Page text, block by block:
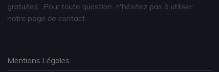
gratuites
. Pour toute question, n'hésitez pas à utiliser
notre page de contact.
Mentions Légales